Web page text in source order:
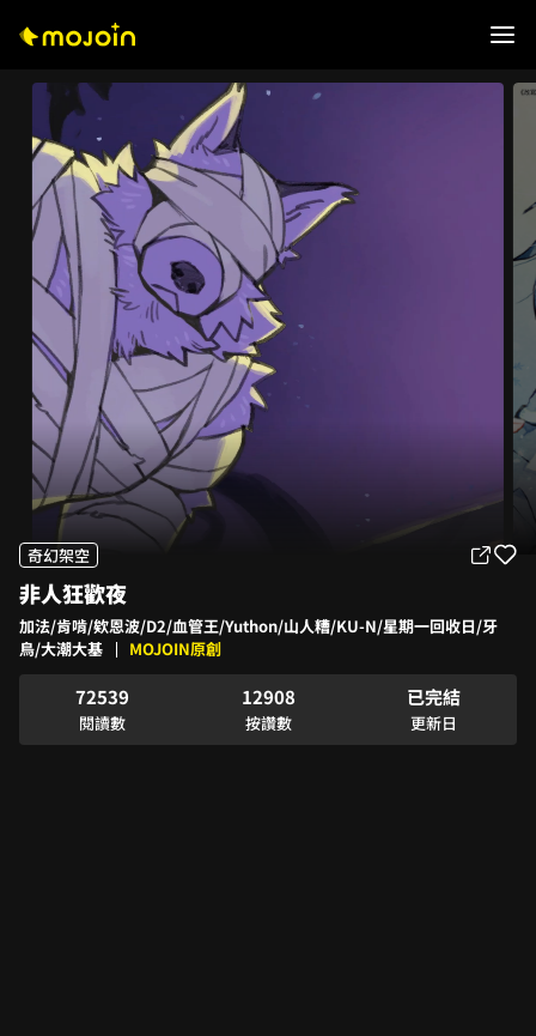
奇幻架空
非人狂歡夜
加法/肯啃/欸恩波/D2/血管王/Yuthon/山人糟/KU-N/星期一回收日/牙
鳥/大潮大基
MOJOIN原創
0
1
2
3
4
5
6
7
8
9
0
1
2
3
4
0
1
2
3
4
5
6
7
0
1
2
3
4
5
0
1
2
5
6
8
9
閱讀數
0
1
2
3
1
2
3
4
1
6
8
90
1
2
0
5
7
8
9
按讚數
已完結
更新日